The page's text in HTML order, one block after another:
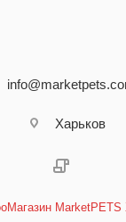
Харьков
MarketPETS